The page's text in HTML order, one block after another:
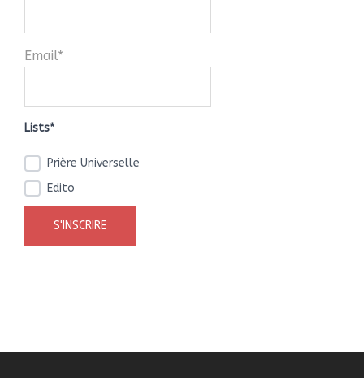
Email*
Lists*
Prière Universelle
Edito